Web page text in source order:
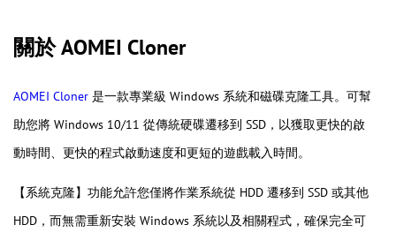
關於 AOMEI Cloner
AOMEI Cloner 是一款專業級 Windows 系統和磁碟克隆工具。可幫
助您將 Windows 10/11 從傳統硬碟遷移到 SSD，以獲取更快的啟
動時間、更快的程式啟動速度和更短的遊戲載入時間。
【系統克隆】功能允許您僅將作業系統從 HDD 遷移到 SSD 或其他
HDD，而無需重新安裝 Windows 系統以及相關程式，確保完全可